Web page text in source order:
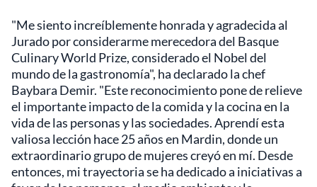
"Me siento increíblemente honrada y agradecida al
Jurado por considerarme merecedora del Basque
Culinary World Prize, considerado el Nobel del
mundo de la gastronomía", ha declarado la chef
Baybara Demir. "Este reconocimiento pone de relieve
el importante impacto de la comida y la cocina en la
vida de las personas y las sociedades. Aprendí esta
valiosa lección hace 25 años en Mardin, donde un
extraordinario grupo de mujeres creyó en mí. Desde
entonces, mi trayectoria se ha dedicado a iniciativas a